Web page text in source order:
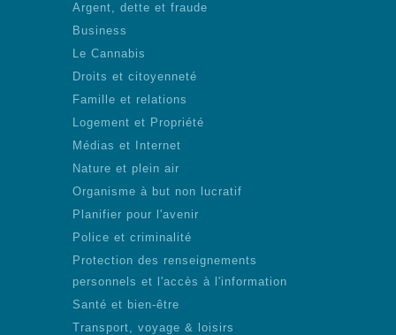
Argent, dette et fraude
Business
Le Cannabis
Droits et citoyenneté
Famille et relations
Logement et Propriété
Médias et Internet
Nature et plein air
Organisme à but non lucratif
Planifier pour l'avenir
Police et criminalité
Protection des renseignements
personnels et l'accès à l'information
Santé et bien-être
Transport, voyage & loisirs